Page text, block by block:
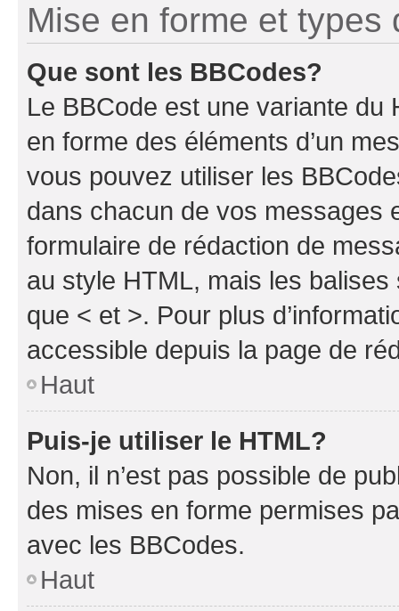
Mise en forme et types
Que sont les BBCodes?
Le BBCode est une variante du
en forme des éléments d’un
vous pouvez utiliser les
dans chacun de vos messages
formulaire de rédaction de
au style HTML, mais les
que < et >. Pour plus
accessible depuis la page de
Haut
Puis-je utiliser le HTML?
Non, il n’est pas possible de
des mises en forme permises
avec les BBCodes.
Haut